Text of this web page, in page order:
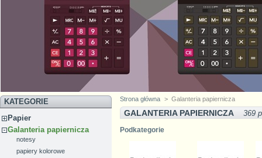
KATEGORIE
Papier
Galanteria papiernicza
notesy
papiery kolorowe
Strona główna > Galanteria papiernicza
GALANTERIA PAPIERNICZA 369
Podkategorie